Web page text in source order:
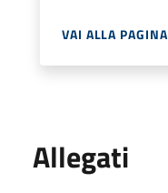
VAI ALLA PAGINA
Allegati